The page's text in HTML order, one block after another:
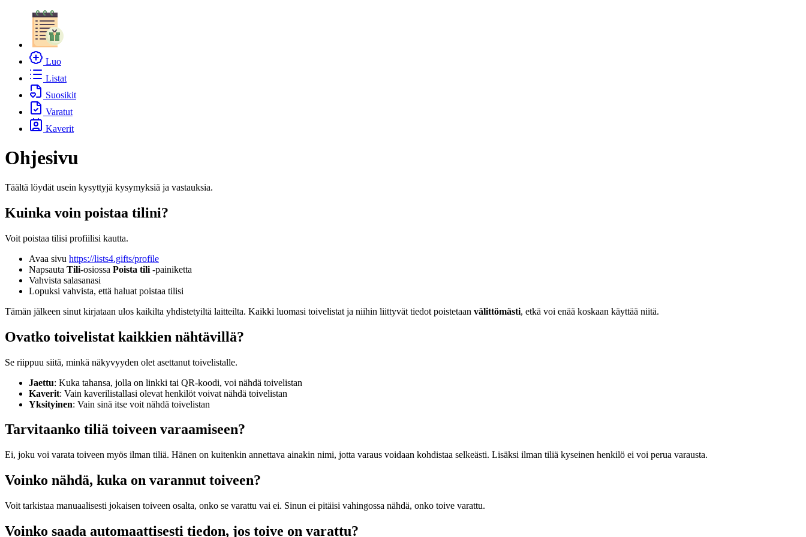
Luo
Listat
Suosikit
Varatut
Kaverit
Ohjesivu
Täältä löydät usein kysyttyjä kysymyksiä ja vastauksia.
Kuinka voin poistaa tilini?
Voit poistaa tilisi profiilisi kautta.
Avaa sivu https://lists4.gifts/profile
Napsauta Tili-osiossa Poista tili -painiketta
Vahvista salasanasi
Lopuksi vahvista, että haluat poistaa tilisi
Tämän jälkeen sinut kirjataan ulos kaikilta yhdistetyiltä laitteilta. Kaikki luomasi toivelistat ja niihin liittyvät tiedot poistetaan välittömästi, etkä voi enää koskaan käyttää niitä.
Ovatko toivelistat kaikkien nähtävillä?
Se riippuu siitä, minkä näkyvyyden olet asettanut toivelistalle.
Jaettu: Kuka tahansa, jolla on linkki tai QR-koodi, voi nähdä toivelistan
Kaverit: Vain kaverilistallasi olevat henkilöt voivat nähdä toivelistan
Yksityinen: Vain sinä itse voit nähdä toivelistan
Tarvitaanko tiliä toiveen varaamiseen?
Ei, joku voi varata toiveen myös ilman tiliä. Hänen on kuitenkin annettava ainakin nimi, jotta varaus voidaan kohdistaa selkeästi. Lisäksi ilman tiliä kyseinen henkilö ei voi perua varausta.
Voinko nähdä, kuka on varannut toiveen?
Voit tarkistaa manuaalisesti jokaisen toiveen osalta, onko se varattu vai ei. Sinun ei pitäisi vahingossa nähdä, onko toive varattu.
Voinko saada automaattisesti tiedon, jos toive on varattu?